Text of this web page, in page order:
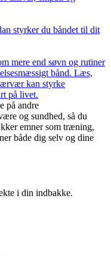
styrker du båndet til dit
mere end søvn og rutiner
bånd. Læs,
kan styrke
på livet.
på andre
og sundhed, så du
emner som træning,
både dig selv og dine
i din indbakke.